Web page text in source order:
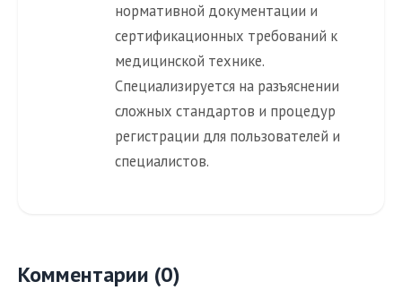
нормативной документации и
сертификационных требований к
медицинской технике.
Специализируется на разъяснении
сложных стандартов и процедур
регистрации для пользователей и
специалистов.
Комментарии (0)